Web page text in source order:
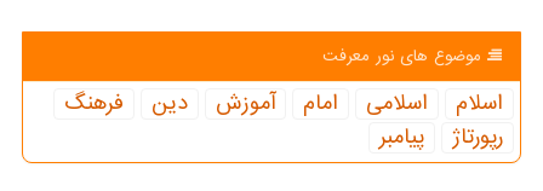
موضوع های نور معرفت
اسلام اسلامی امام آموزش دین
فرهنگ
رپورتاژ
پیامبر